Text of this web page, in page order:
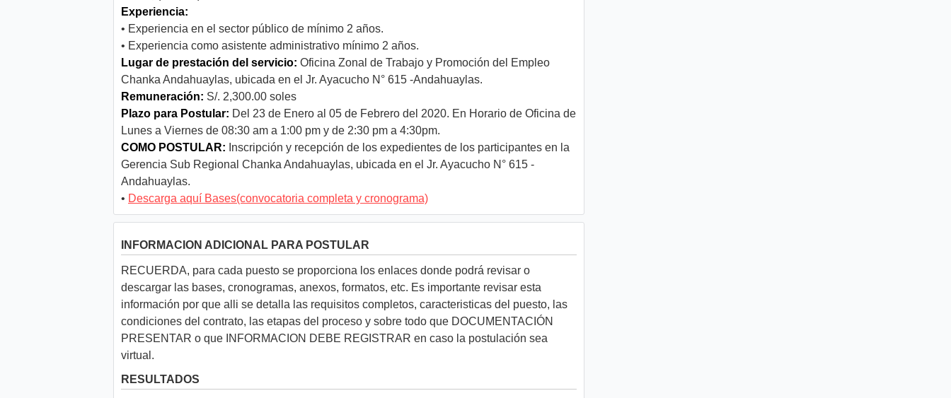
Experiencia:
• Experiencia en el sector público de mínimo 2 años.
• Experiencia como asistente administrativo mínimo 2 años.
Lugar de prestación del servicio: Oficina Zonal de Trabajo y Promoción del Empleo
Chanka Andahuaylas, ubicada en el Jr. Ayacucho N° 615 -Andahuaylas.
Remuneración: S/. 2,300.00 soles
Plazo para Postular: Del 23 de Enero al 05 de Febrero del 2020. En Horario de Oficina de
Lunes a Viernes de 08:30 am a 1:00 pm y de 2:30 pm a 4:30pm.
COMO POSTULAR: Inscripción y recepción de los expedientes de los participantes en la
Gerencia Sub Regional Chanka Andahuaylas, ubicada en el Jr. Ayacucho N° 615 -
Andahuaylas.
• Descarga aquí Bases(convocatoria completa y cronograma)
INFORMACION ADICIONAL PARA POSTULAR
RECUERDA, para cada puesto se proporciona los enlaces donde podrá revisar o
descargar las bases, cronogramas, anexos, formatos, etc. Es importante revisar esta
información por que alli se detalla las requisitos completos, caracteristicas del puesto, las
condiciones del contrato, las etapas del proceso y sobre todo que DOCUMENTACIÓN
PRESENTAR o que INFORMACION DEBE REGISTRAR en caso la postulación sea
virtual.
RESULTADOS